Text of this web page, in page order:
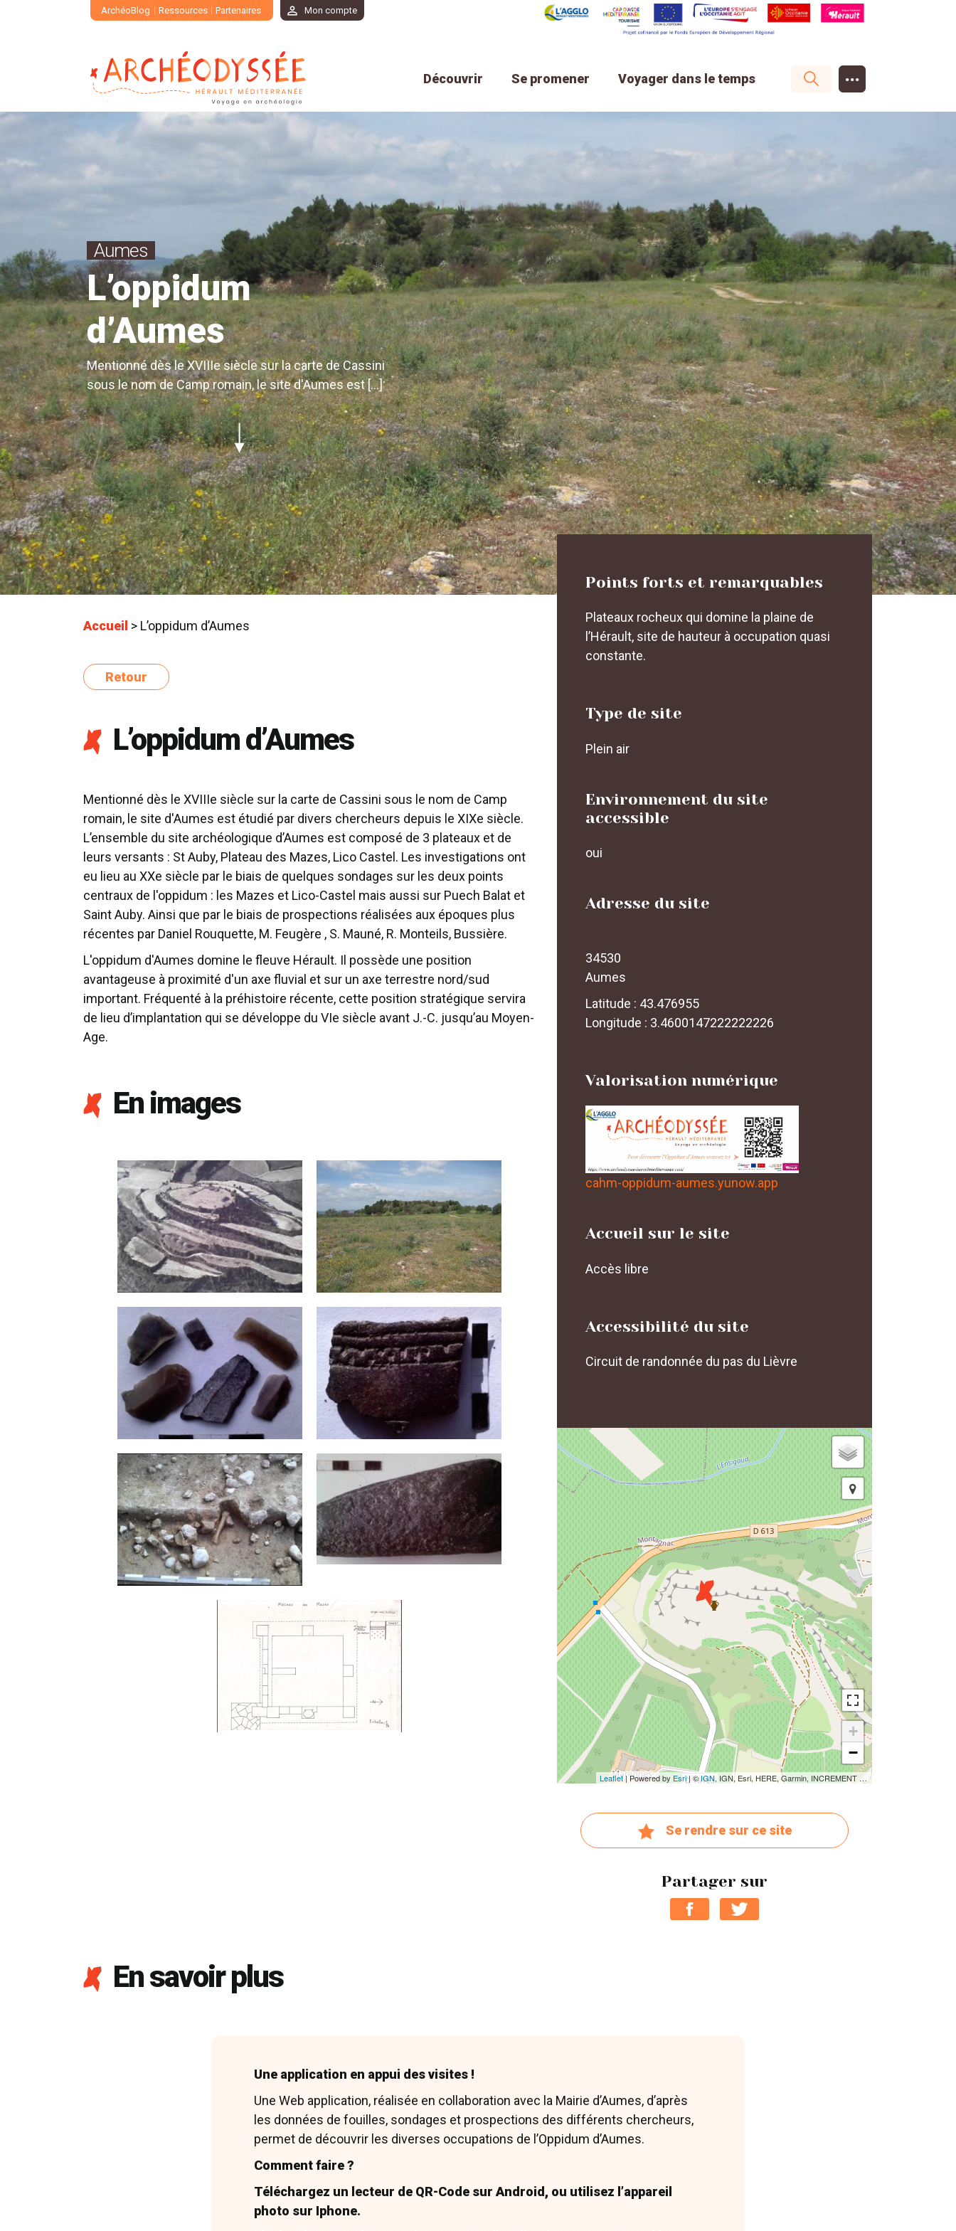
ArchéoBlog Ressources Partenaires Mon compte
Découvrir Se promener Voyager dans le temps ...
Aumes
L’oppidum
d’Aumes
Mentionné dès le XVIIIe siècle sur la carte de Cassini
sous le nom de Camp romain, le site d'Aumes est […]
Accueil > L’oppidum d’Aumes
Retour
L’oppidum d’Aumes
Mentionné dès le XVIIIe siècle sur la carte de Cassini sous le nom de Camp
romain, le site d'Aumes est étudié par divers chercheurs depuis le XIXe siècle.
L’ensemble du site archéologique d’Aumes est composé de 3 plateaux et de
leurs versants : St Auby, Plateau des Mazes, Lico Castel. Les investigations ont
eu lieu au XXe siècle par le biais de quelques sondages sur les deux points
centraux de l'oppidum : les Mazes et Lico-Castel mais aussi sur Puech Balat et
Saint Auby. Ainsi que par le biais de prospections réalisées aux époques plus
récentes par Daniel Rouquette, M. Feugère , S. Mauné, R. Monteils, Bussière.
L'oppidum d'Aumes domine le fleuve Hérault. Il possède une position
avantageuse à proximité d'un axe fluvial et sur un axe terrestre nord/sud
important. Fréquenté à la préhistoire récente, cette position stratégique servira
de lieu d’implantation qui se développe du VIe siècle avant J.-C. jusqu’au Moyen-
Age.
En images
Points forts et remarquables
Plateaux rocheux qui domine la plaine de
l’Hérault, site de hauteur à occupation quasi
constante.
Type de site
Plein air
Environnement du site
accessible
oui
Adresse du site
34530
Aumes
Latitude : 43.476955
Longitude : 3.4600147222222226
Valorisation numérique
cahm-oppidum-aumes.yunow.app
Accueil sur le site
Accès libre
Accessibilité du site
Circuit de randonnée du pas du Lièvre
+
−
Leaflet| Powered by Esri| ©IGN, IGN, Esri, HERE, Garmin, INCREMENT P, Intermap, USGS, METI/NASA
Se rendre sur ce site
Partager sur
En savoir plus
Une application en appui des visites !
Une Web application, réalisée en collaboration avec la Mairie d’Aumes, d’après
les données de fouilles, sondages et prospections des différents chercheurs,
permet de découvrir les diverses occupations de l’Oppidum d’Aumes.
Comment faire ?
Téléchargez un lecteur de QR-Code sur Android, ou utilisez l’appareil
photo sur Iphone.
Bibliographie :
Diffre 1933 :Diffre (R.), Compte-rendu de la séance du 9 janvier 1932,
Montpellier, Mémoires de la société archéologique de Montpellier, Montpellier,
1933